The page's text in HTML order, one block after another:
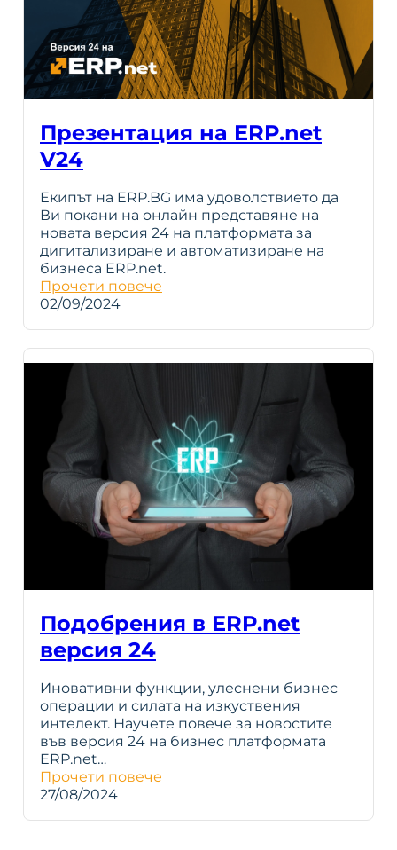
Презентация на ERP.net
V24
Екипът на ERP.BG има удоволствието да
Ви покани на онлайн представяне на
новата версия 24 на платформата за
дигитализиране и автоматизиране на
бизнеса ERP.net.
Прочети повече
02/09/2024
Подобрения в ERP.net
версия 24
Иновативни функции, улеснени бизнес
операции и силата на изкуствения
интелект. Научете повече за новостите
във версия 24 на бизнес платформата
ERP.net…
Прочети повече
27/08/2024